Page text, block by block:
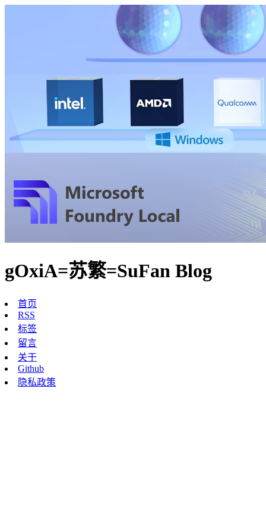
gOxiA=苏繁=SuFan Blog
首页
RSS
标签
留言
关于
Github
隐私政策